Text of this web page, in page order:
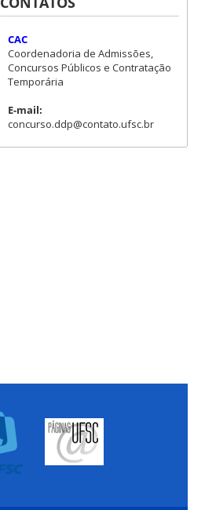
CAC
Coordenadoria de Admissões,
Concursos Públicos e Contratação
Temporária
E-mail:
concurso.ddp@contato.ufsc.br